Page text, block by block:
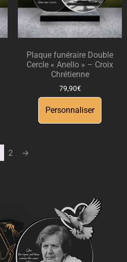
Plaque funéraire Double
Cercle « Anello » – Croix
Chrétienne
79,90€
Personnaliser
2 →